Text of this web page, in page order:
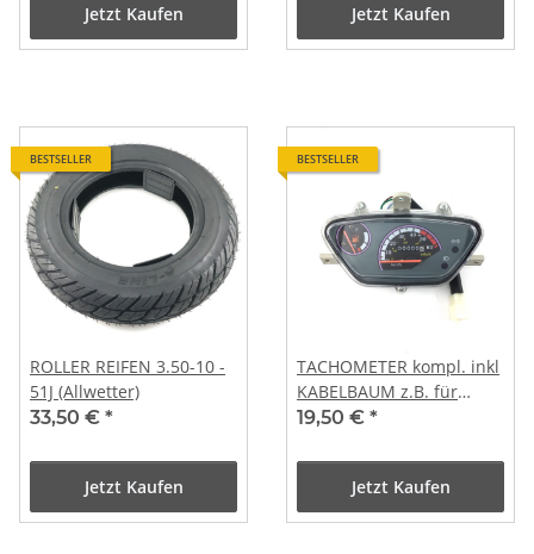
Jetzt Kaufen Jetzt Kaufen
BESTSELLER
ROLLER REIFEN 3.50-10 -
51J (Allwetter)
33,50 € *
Jetzt Kaufen
BESTSELLER
TACHOMETER kompl. inkl
KABELBAUM z.B. für
Baotian QT-9 Jinlun QT-5
19,50 € *
Jetzt Kaufen